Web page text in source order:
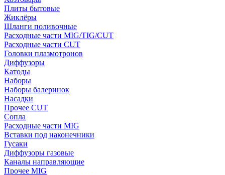
Плиты бытовые
Жиклёры
Шланги поливочные
Расходные части MIG/TIG/CUT
Расходные части CUT
Головки плазмотронов
Диффузоры
Катоды
Наборы
Наборы балеринок
Насадки
Прочее CUT
Сопла
Расходные части MIG
Вставки под наконечники
Гусаки
Диффузоры газовые
Каналы направляющие
Прочее MIG